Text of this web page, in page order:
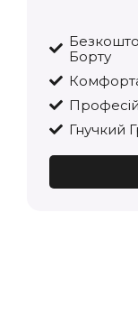
Борту
Гнучкий